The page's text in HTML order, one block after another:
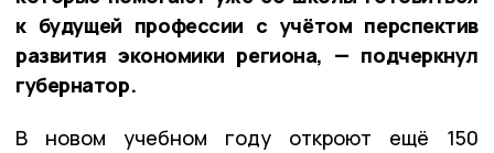
к будущей профессии с учётом перспектив
развития экономики региона, — подчеркнул
губернатор.
В новом учебном году откроют ещё 150